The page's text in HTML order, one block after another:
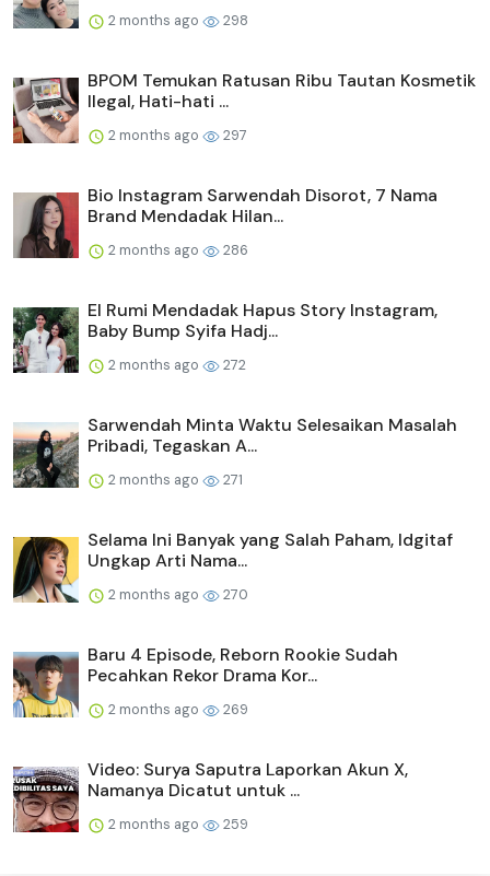
2 months ago 298
BPOM Temukan Ratusan Ribu Tautan Kosmetik
Ilegal, Hati-hati ...
2 months ago 297
Bio Instagram Sarwendah Disorot, 7 Nama
Brand Mendadak Hilan...
2 months ago 286
El Rumi Mendadak Hapus Story Instagram,
Baby Bump Syifa Hadj...
2 months ago 272
Sarwendah Minta Waktu Selesaikan Masalah
Pribadi, Tegaskan A...
2 months ago 271
Selama Ini Banyak yang Salah Paham, Idgitaf
Ungkap Arti Nama...
2 months ago 270
Baru 4 Episode, Reborn Rookie Sudah
Pecahkan Rekor Drama Kor...
2 months ago 269
Video: Surya Saputra Laporkan Akun X,
Namanya Dicatut untuk ...
2 months ago 259